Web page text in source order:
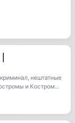
нештатные
и Костром...